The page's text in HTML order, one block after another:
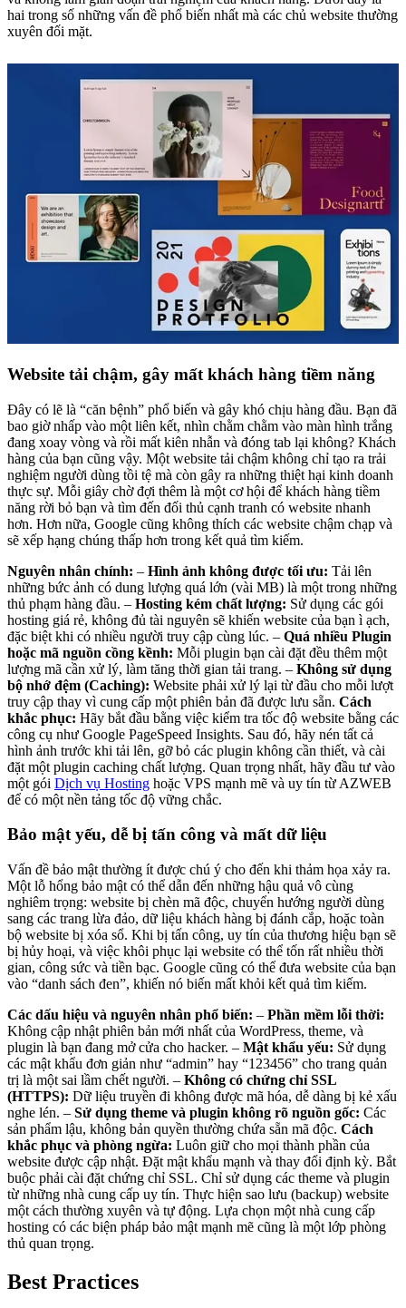
hai trong số những vấn đề phổ biến nhất mà các chủ website thường
xuyên đối mặt.
Website tải chậm, gây mất khách hàng tiềm năng
Đây có lẽ là “căn bệnh” phổ biến và gây khó chịu hàng đầu. Bạn đã
bao giờ nhấp vào một liên kết, nhìn chằm chằm vào màn hình trắng
đang xoay vòng và rồi mất kiên nhẫn và đóng tab lại không? Khách
hàng của bạn cũng vậy. Một website tải chậm không chỉ tạo ra trải
nghiệm người dùng tồi tệ mà còn gây ra những thiệt hại kinh doanh
thực sự. Mỗi giây chờ đợi thêm là một cơ hội để khách hàng tiềm
năng rời bỏ bạn và tìm đến đối thủ cạnh tranh có website nhanh
hơn. Hơn nữa, Google cũng không thích các website chậm chạp và
sẽ xếp hạng chúng thấp hơn trong kết quả tìm kiếm.
Nguyên nhân chính: – Hình ảnh không được tối ưu: Tải lên
những bức ảnh có dung lượng quá lớn (vài MB) là một trong những
thủ phạm hàng đầu. – Hosting kém chất lượng: Sử dụng các gói
hosting giá rẻ, không đủ tài nguyên sẽ khiến website của bạn ì ạch,
đặc biệt khi có nhiều người truy cập cùng lúc. – Quá nhiều Plugin
hoặc mã nguồn cồng kềnh: Mỗi plugin bạn cài đặt đều thêm một
lượng mã cần xử lý, làm tăng thời gian tải trang. – Không sử dụng
bộ nhớ đệm (Caching): Website phải xử lý lại từ đầu cho mỗi lượt
truy cập thay vì cung cấp một phiên bản đã được lưu sẵn. Cách
khắc phục: Hãy bắt đầu bằng việc kiểm tra tốc độ website bằng các
công cụ như Google PageSpeed Insights. Sau đó, hãy nén tất cả
hình ảnh trước khi tải lên, gỡ bỏ các plugin không cần thiết, và cài
đặt một plugin caching chất lượng. Quan trọng nhất, hãy đầu tư vào
một gói Dịch vụ Hosting hoặc VPS mạnh mẽ và uy tín từ AZWEB
để có một nền tảng tốc độ vững chắc.
Bảo mật yếu, dễ bị tấn công và mất dữ liệu
Vấn đề bảo mật thường ít được chú ý cho đến khi thảm họa xảy ra.
Một lỗ hổng bảo mật có thể dẫn đến những hậu quả vô cùng
nghiêm trọng: website bị chèn mã độc, chuyển hướng người dùng
sang các trang lừa đảo, dữ liệu khách hàng bị đánh cắp, hoặc toàn
bộ website bị xóa sổ. Khi bị tấn công, uy tín của thương hiệu bạn sẽ
bị hủy hoại, và việc khôi phục lại website có thể tốn rất nhiều thời
gian, công sức và tiền bạc. Google cũng có thể đưa website của bạn
vào “danh sách đen”, khiến nó biến mất khỏi kết quả tìm kiếm.
Các dấu hiệu và nguyên nhân phổ biến: – Phần mềm lỗi thời:
Không cập nhật phiên bản mới nhất của WordPress, theme, và
plugin là bạn đang mở cửa cho hacker. – Mật khẩu yếu: Sử dụng
các mật khẩu đơn giản như “admin” hay “123456” cho trang quản
trị là một sai lầm chết người. – Không có chứng chỉ SSL
(HTTPS): Dữ liệu truyền đi không được mã hóa, dễ dàng bị kẻ xấu
nghe lén. – Sử dụng theme và plugin không rõ nguồn gốc: Các
sản phẩm lậu, không bản quyền thường chứa sẵn mã độc. Cách
khắc phục và phòng ngừa: Luôn giữ cho mọi thành phần của
website được cập nhật. Đặt mật khẩu mạnh và thay đổi định kỳ. Bắt
buộc phải cài đặt chứng chỉ SSL. Chỉ sử dụng các theme và plugin
từ những nhà cung cấp uy tín. Thực hiện sao lưu (backup) website
một cách thường xuyên và tự động. Lựa chọn một nhà cung cấp
hosting có các biện pháp bảo mật mạnh mẽ cũng là một lớp phòng
thủ quan trọng.
Best Practices